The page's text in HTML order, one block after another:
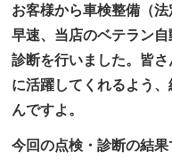
お客様から車検整備（
早速、当店のベテラン
診断を行いました。皆
に活躍してくれるよう
んですよ。
今回の点検・診断の結